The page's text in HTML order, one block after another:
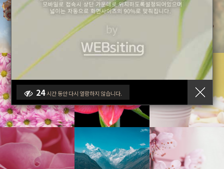
갤러리게시판 갤러리게시판 공지사항입니다 갤러리게시판
갤러리게시판 갤러리게시판
갤러리 게시판입니다
유투브영상
이미지첨부없이 유투브영상만 있을 경우 갤러리 등록 테스트
24시간 동안 다시 열람하지 않습니다.